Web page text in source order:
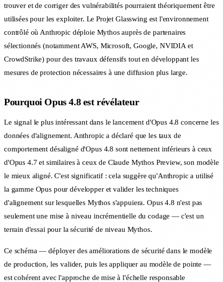
trouver et de corriger des vulnérabilités pourraient théoriquement être
utilisées pour les exploiter. Le Projet Glasswing est l'environnement
contrôlé où Anthropic déploie Mythos auprès de partenaires
sélectionnés (notamment AWS, Microsoft, Google, NVIDIA et
CrowdStrike) pour des travaux défensifs tout en développant les
mesures de protection nécessaires à une diffusion plus large.
Pourquoi Opus 4.8 est révélateur
Le signal le plus intéressant dans le lancement d'Opus 4.8 concerne les
données d'alignement. Anthropic a déclaré que les taux de
comportement désaligné d'Opus 4.8 sont nettement inférieurs à ceux
d'Opus 4.7 et similaires à ceux de Claude Mythos Preview, son modèle
le mieux aligné. C'est significatif : cela suggère qu'Anthropic a utilisé
la gamme Opus pour développer et valider les techniques
d'alignement sur lesquelles Mythos s'appuiera. Opus 4.8 n'est pas
seulement une mise à niveau incrémentielle du codage — c'est un
terrain d'essai pour la sécurité de niveau Mythos.
Ce schéma — déployer des améliorations de sécurité dans le modèle
de production, les valider, puis les appliquer au modèle de pointe —
est cohérent avec l'approche de mise à l'échelle responsable